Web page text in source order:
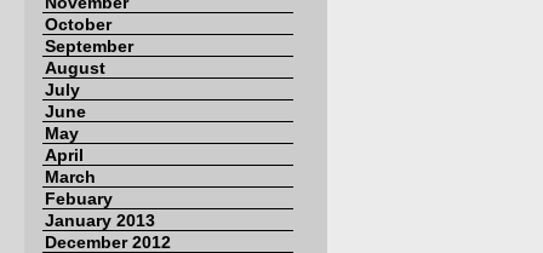
October
September
August
July
June
May
April
March
Febuary
January 2013
December 2012